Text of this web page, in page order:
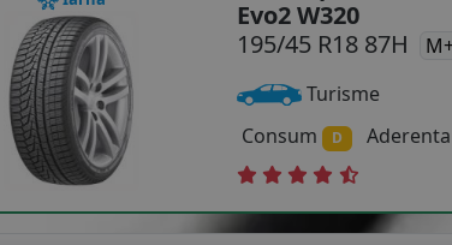
Evo2 W320
195/45 R18 87H
Turisme
Consum
D Aderenta